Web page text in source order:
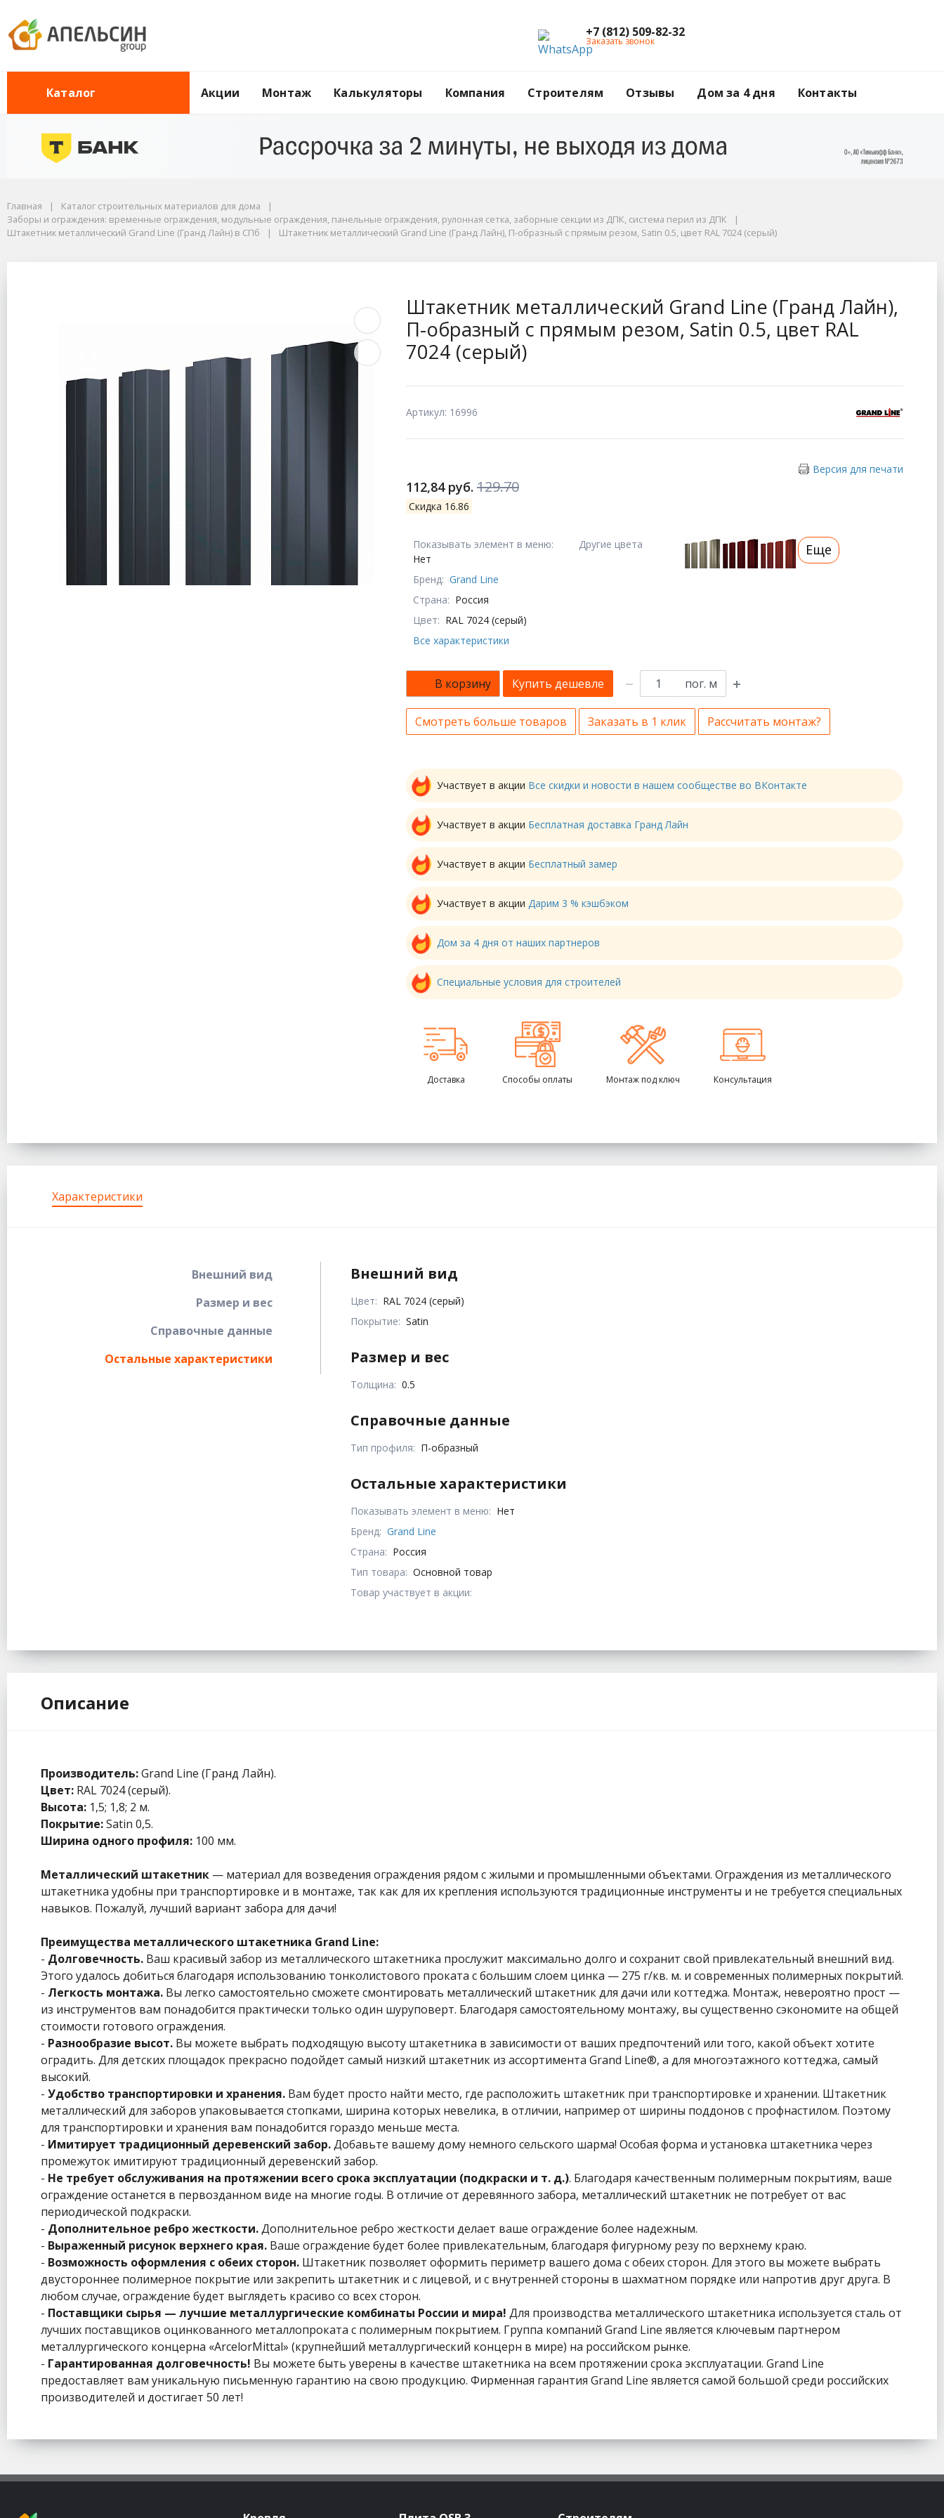
+7 (812) 509-82-32
Заказать звонок
Каталог Акции Монтаж Калькуляторы Компания Строителям Отзывы Дом за 4 дня Контакты
Штакетник металлический Grand Line (Гранд Лайн) в СПб
Штакетник металлический Grand Line (Гранд Лайн), П-образный с прямым резом, Satin 0.5, цвет RAL 7024 (серый)
Штакетник металлический Grand Line (Гранд Лайн), П-
Главная
Каталог строительных материалов для дома
Заборы и ограждения: временные ограждения, модульные ограждения, панельные ограждения, рулонная сетка, заборные секции из ДПК, система перил из ДПК
Штакетник металлический Grand Line (Гранд Лайн) в СПб
Штакетник металлический Grand Line (Гранд Лайн), П-образный с прямым резом, Satin 0.5, цвет RAL 7024 (серый)
Штакетник металлический Grand Line (Гранд Лайн),
П-образный с прямым резом, Satin 0.5, цвет RAL
7024 (серый)
Артикул: 16996
Версия для печати
112,84 руб. 129.70
Скидка 16.86
Показывать элемент в меню:
Нет
Бренд: Grand Line
Страна: Россия
Цвет: RAL 7024 (серый)
Все характеристики
Другие цвета Еще
В корзину Купить дешевле пог. м
Смотреть больше товаров Заказать в 1 клик Рассчитать монтаж?
Участвует в акции Все скидки и новости в нашем сообществе во ВКонтакте
Участвует в акции Бесплатная доставка Гранд Лайн
Участвует в акции Бесплатный замер
Участвует в акции Дарим 3 % кэшбэком
Дом за 4 дня от наших партнеров
Специальные условия для строителей
Доставка Способы оплаты Монтаж под ключ Консультация
Характеристики
Внешний вид
Размер и вес
Справочные данные
Остальные характеристики
Внешний вид
Цвет: RAL 7024 (серый)
Покрытие: Satin
Размер и вес
Толщина: 0.5
Справочные данные
Тип профиля: П-образный
Остальные характеристики
Показывать элемент в меню: Нет
Бренд: Grand Line
Страна: Россия
Тип товара: Основной товар
Товар участвует в акции:
Описание
Производитель:Grand Line (Гранд Лайн).
Цвет: RAL 7024 (серый).
Высота: 1,5; 1,8; 2 м.
Покрытие:Satin 0,5.
Ширина одного профиля: 100 мм.
Металлический штакетник — материал для возведения ограждения рядом с жилыми и промышленными объектами. Ограждения из металлического
штакетника удобны при транспортировке и в монтаже, так как для их крепления используются традиционные инструменты и не требуется специальных
навыков. Пожалуй, лучший вариант забора для дачи!
Преимущества металлического штакетника Grand Line:
- Долговечность. Ваш красивый забор из металлического штакетника прослужит максимально долго и сохранит свой привлекательный внешний вид.
Этого удалось добиться благодаря использованию тонколистового проката с большим слоем цинка — 275 г/кв. м. и современных полимерных покрытий.
- Легкость монтажа. Вы легко самостоятельно сможете смонтировать металлический штакетник для дачи или коттеджа. Монтаж, невероятно прост —
из инструментов вам понадобится практически только один шуруповерт. Благодаря самостоятельному монтажу, вы существенно сэкономите на общей
стоимости готового ограждения.
- Разнообразие высот. Вы можете выбрать подходящую высоту штакетника в зависимости от ваших предпочтений или того, какой объект хотите
оградить. Для детских площадок прекрасно подойдет самый низкий штакетник из ассортимента Grand Line®, а для многоэтажного коттеджа, самый
высокий.
- Удобство транспортировки и хранения. Вам будет просто найти место, где расположить штакетник при транспортировке и хранении. Штакетник
металлический для заборов упаковывается стопками, ширина которых невелика, в отличии, например от ширины поддонов с профнастилом. Поэтому
для транспортировки и хранения вам понадобится гораздо меньше места.
- Имитирует традиционный деревенский забор.Добавьте вашему дому немного сельского шарма! Особая форма и установка штакетника через
промежуток имитируют традиционный деревенский забор.
- Не требует обслуживания на протяжении всего срока эксплуатации (подкраски и т. д.). Благодаря качественным полимерным покрытиям, ваше
ограждение останется в первозданном виде на многие годы. В отличие от деревянного забора, металлический штакетник не потребует от вас
периодической подкраски.
- Дополнительное ребро жесткости.Дополнительное ребро жесткости делает ваше ограждение более надежным.
- Выраженный рисунок верхнего края. Ваше ограждение будет более привлекательным, благодаря фигурному резу по верхнему краю.
- Возможность оформления с обеих сторон. Штакетник позволяет оформить периметр вашего дома с обеих сторон. Для этого вы можете выбрать
двустороннее полимерное покрытие или закрепить штакетник и с лицевой, и с внутренней стороны в шахматном порядке или напротив друг друга. В
любом случае, ограждение будет выглядеть красиво со всех сторон.
- Поставщики сырья — лучшие металлургические комбинаты России и мира! Для производства металлического штакетника используется сталь от
лучших поставщиков оцинкованного металлопроката с полимерным покрытием. Группа компаний Grand Line является ключевым партнером
металлургического концерна «ArcelorMittal» (крупнейший металлургический концерн в мире) на российском рынке.
- Гарантированная долговечность! Вы можете быть уверены в качестве штакетника на всем протяжении срока эксплуатации. Grand Line
предоставляет вам уникальную письменную гарантию на свою продукцию. Фирменная гарантия Grand Line является самой большой среди российских
производителей и достигает 50 лет!